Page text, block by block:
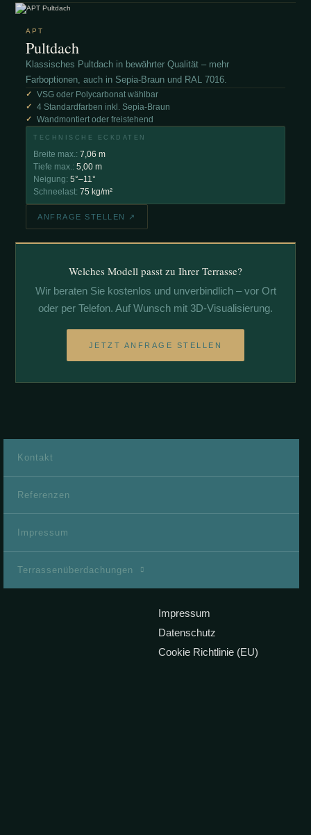
APT
Pultdach
Klassisches Pultdach in bewährter Qualität – mehr
Farboptionen, auch in Sepia-Braun und RAL 7016.
VSG oder Polycarbonat wählbar
4 Standardfarben inkl. Sepia-Braun
Wandmontiert oder freistehend
TECHNISCHE ECKDATEN
Breite max.:7,06 m
Tiefe max.:5,00 m
Neigung:5°–11°
Schneelast:75 kg/m²
ANFRAGE STELLEN ↗
Welches Modell passt zu Ihrer Terrasse?
Wir beraten Sie kostenlos und unverbindlich – vor Ort
oder per Telefon. Auf Wunsch mit 3D-Visualisierung.
JETZT ANFRAGE STELLEN
Kontakt
Referenzen
Impressum
Terrassenüberdachungen
Impressum
Datenschutz
Cookie Richtlinie (EU)